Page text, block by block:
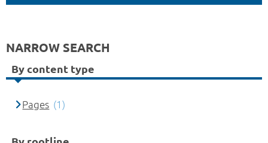
NARROW SEARCH
By content type
Pages (1)